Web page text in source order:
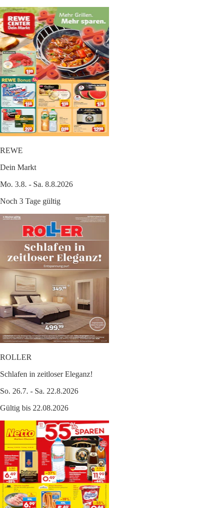
REWE
Dein Markt
Mo. 3.8. - Sa. 8.8.2026
Noch 3 Tage gültig
ROLLER
Schlafen in zeitloser Eleganz!
So. 26.7. - Sa. 22.8.2026
Gültig bis 22.08.2026